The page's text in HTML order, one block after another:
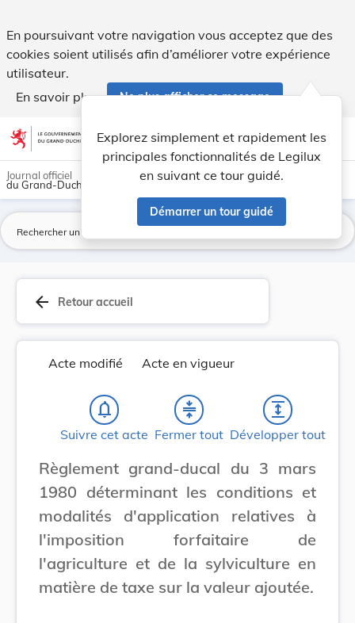
En poursuivant votre navigation vous acceptez que des
cookies soient utilisés afin d’améliorer votre expérience
utilisateur.
En savoir plus
Ne plus afficher ce message
Aller au contenu account_circle help Aide
Explorez simplement et rapidement les
principales fonctionnalités de Legilux
en suivant ce tour guidé.
Démarrer un tour guidé
light_mode dark_mode
Journal officiel
du Grand-Duché de Luxembourg
arrow_back Retour accueil
Acte modifié Acte en vigueur
notifications_none
Suivre cet acte
compress
Fermer tout
expand
Développer tout
Règlement grand-ducal du 3 mars
1980 déterminant les conditions et
modalités d'application relatives à
l'imposition forfaitaire de
l'agriculture et de la sylviculture en
matière de taxe sur la valeur ajoutée.